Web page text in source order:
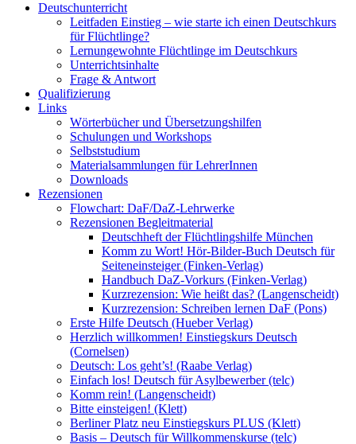
Deutschunterricht
Leitfaden Einstieg – wie starte ich einen Deutschkurs
für Flüchtlinge?
Lernungewohnte Flüchtlinge im Deutschkurs
Unterrichtsinhalte
Frage & Antwort
Qualifizierung
Links
Wörterbücher und Übersetzungshilfen
Schulungen und Workshops
Selbststudium
Materialsammlungen für LehrerInnen
Downloads
Rezensionen
Flowchart: DaF/DaZ-Lehrwerke
Rezensionen Begleitmaterial
Deutschheft der Flüchtlingshilfe München
Komm zu Wort! Hör-Bilder-Buch Deutsch für
Seiteneinsteiger (Finken-Verlag)
Handbuch DaZ-Vorkurs (Finken-Verlag)
Kurzrezension: Wie heißt das? (Langenscheidt)
Kurzrezension: Schreiben lernen DaF (Pons)
Erste Hilfe Deutsch (Hueber Verlag)
Herzlich willkommen! Einstiegskurs Deutsch
(Cornelsen)
Deutsch: Los geht’s! (Raabe Verlag)
Einfach los! Deutsch für Asylbewerber (telc)
Komm rein! (Langenscheidt)
Bitte einsteigen! (Klett)
Berliner Platz neu Einstiegskurs PLUS (Klett)
Basis – Deutsch für Willkommenskurse (telc)